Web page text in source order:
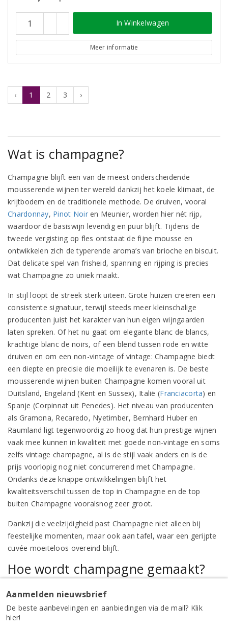
In Winkelwagen
Meer informatie
‹ 1 2 3 ›
Wat is champagne?
Champagne blijft een van de meest onderscheidende
mousserende wijnen ter wereld dankzij het koele klimaat, de
krijtbodem en de traditionele methode. De druiven, vooral
Chardonnay, Pinot Noiren Meunier, worden hier nét rijp,
waardoor de basiswijn levendig en puur blijft. Tijdens de
tweede vergisting op fles ontstaat de fijne mousse en
ontwikkelen zich de typerende aroma’s van brioche en biscuit.
Dat delicate spel van frisheid, spanning en rijping is precies
wat Champagne zo uniek maakt.
In stijl loopt de streek sterk uiteen. Grote huizen creëren een
consistente signatuur, terwijl steeds meer kleinschalige
producenten juist het karakter van hun eigen wijngaarden
laten spreken. Of het nu gaat om elegante blanc de blancs,
krachtige blanc de noirs, of een blend tussen rode en witte
druiven en om een non-vintage of vintage: Champagne biedt
een diepte en precisie die moeilijk te evenaren is. De beste
mousserende wijnen buiten Champagne komen vooral uit
Duitsland, Engeland (Kent en Sussex), Italië (Franciacorta) en
Spanje (Corpinnat uit Penedes). Het niveau van producenten
als Gramona, Recaredo, Nyetimber, Bernhard Huber en
Raumland ligt tegenwoordig zo hoog dat hun prestige wijnen
vaak mee kunnen in kwaliteit met goede non-vintage en soms
zelfs vintage champagne, al is de stijl vaak anders en is de
prijs voorlopig nog niet concurrerend met Champagne.
Ondanks deze knappe ontwikkelingen blijft het
kwaliteitsverschil tussen de top in Champagne en de top
buiten Champagne vooralsnog zeer groot.
Dankzij die veelzijdigheid past Champagne niet alleen bij
feestelijke momenten, maar ook aan tafel, waar een gerijpte
cuvée moeiteloos overeind blijft.
Hoe wordt champagne gemaakt?
Champagne wordt gemaakt volgens de traditionele methode,
een tijdrovend proces dat veel verklaart over de verfijning in
het glas. Eerst worden de druiven zacht geperst tot een
Aanmelden nieuwsbrief
De beste aanbevelingen en aanbiedingen via de mail? Klik
hier!